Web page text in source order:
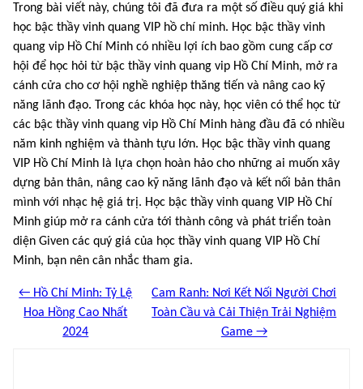
Trong bài viết này, chúng tôi đã đưa ra một số điều quý giá khi
học bậc thầy vinh quang VIP hồ chí minh. Học bậc thầy vinh
quang vip Hồ Chí Minh có nhiều lợi ích bao gồm cung cấp cơ
hội để học hỏi từ bậc thầy vinh quang vip Hồ Chí Minh, mở ra
cánh cửa cho cơ hội nghề nghiệp thăng tiến và nâng cao kỹ
năng lãnh đạo. Trong các khóa học này, học viên có thể học từ
các bậc thầy vinh quang vip Hồ Chí Minh hàng đầu đã có nhiều
năm kinh nghiệm và thành tựu lớn. Học bậc thầy vinh quang
VIP Hồ Chí Minh là lựa chọn hoàn hảo cho những ai muốn xây
dựng bản thân, nâng cao kỹ năng lãnh đạo và kết nối bản thân
mình với nhạc hệ giá trị. Học bậc thầy vinh quang VIP Hồ Chí
Minh giúp mở ra cánh cửa tới thành công và phát triển toàn
diện Given các quý giá của học thầy vinh quang VIP Hồ Chí
Minh, bạn nên cân nhắc tham gia.
← Hồ Chí Minh: Tỷ Lệ
Hoa Hồng Cao Nhất
2024
Cam Ranh: Nơi Kết Nối Người Chơi
Toàn Cầu và Cải Thiện Trải Nghiệm
Game →